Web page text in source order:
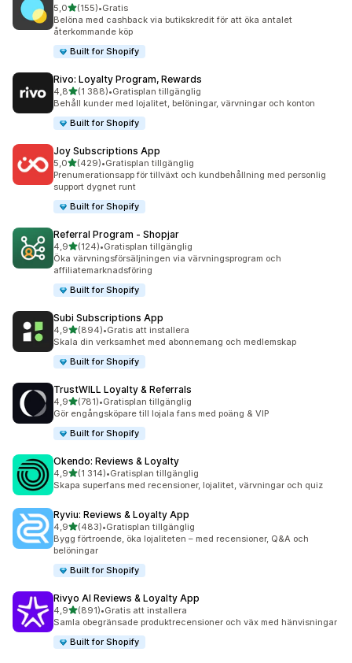
5,0av 5 stjärnor
(155)
155 recensioner totalt
•Gratis
Belöna med cashback via butikskredit för att öka antalet
återkommande köp
Built for Shopify
Rivo: Loyalty Program, Rewards
4,8av 5 stjärnor
(1 388)
1388 recensioner totalt
•Gratisplan tillgänglig
Behåll kunder med lojalitet, belöningar, värvningar och konton
Built for Shopify
Joy Subscriptions App
5,0av 5 stjärnor
(429)
429 recensioner totalt
•Gratisplan tillgänglig
Prenumerationsapp för tillväxt och kundbehållning med personlig
support dygnet runt
Built for Shopify
Referral Program ‑ Shopjar
4,9av 5 stjärnor
(124)
124 recensioner totalt
•Gratisplan tillgänglig
Öka värvningsförsäljningen via värvningsprogram och
affiliatemarknadsföring
Built for Shopify
Subi Subscriptions App
4,9av 5 stjärnor
(894)
894 recensioner totalt
•Gratis att installera
Skala din verksamhet med abonnemang och medlemskap
Built for Shopify
TrustWILL Loyalty & Referrals
4,9av 5 stjärnor
(781)
781 recensioner totalt
•Gratisplan tillgänglig
Gör engångsköpare till lojala fans med poäng & VIP
Built for Shopify
Okendo: Reviews & Loyalty
4,9av 5 stjärnor
(1 314)
1314 recensioner totalt
•Gratisplan tillgänglig
Skapa superfans med recensioner, lojalitet, värvningar och quiz
Ryviu: Reviews & Loyalty App
4,9av 5 stjärnor
(483)
483 recensioner totalt
•Gratisplan tillgänglig
Bygg förtroende, öka lojaliteten – med recensioner, Q&A och
belöningar
Built for Shopify
Rivyo AI Reviews & Loyalty App
4,9av 5 stjärnor
(891)
891 recensioner totalt
•Gratis att installera
Samla obegränsade produktrecensioner och väx med hänvisningar
Built for Shopify